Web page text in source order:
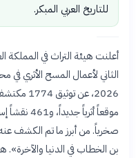
للتاريخ العربي المبكر.
أعلنت هيئة التراث في المملكة
الثاني لأعمال المسح الأثري في
صخرياً. من أبرز ما تم الكشف
بن الخطاب في الدنيا والآخرة».